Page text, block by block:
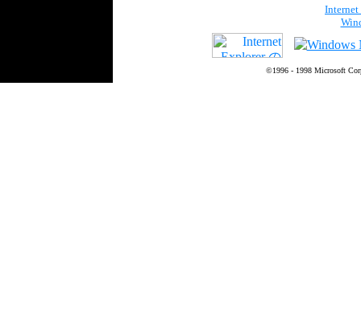
Internet
©1996 - 1998 Microsoft